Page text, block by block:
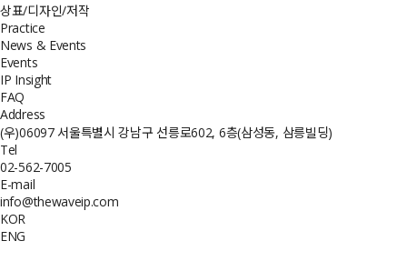
상표/디자인/저작
Practice
News & Events
Events
IP Insight
FAQ
Address
(우)06097 서울특별시 강남구 선릉로602, 6층(삼성동, 삼릉빌딩)
Tel
02-562-7005
E-mail
info@thewaveip.com
KOR
ENG